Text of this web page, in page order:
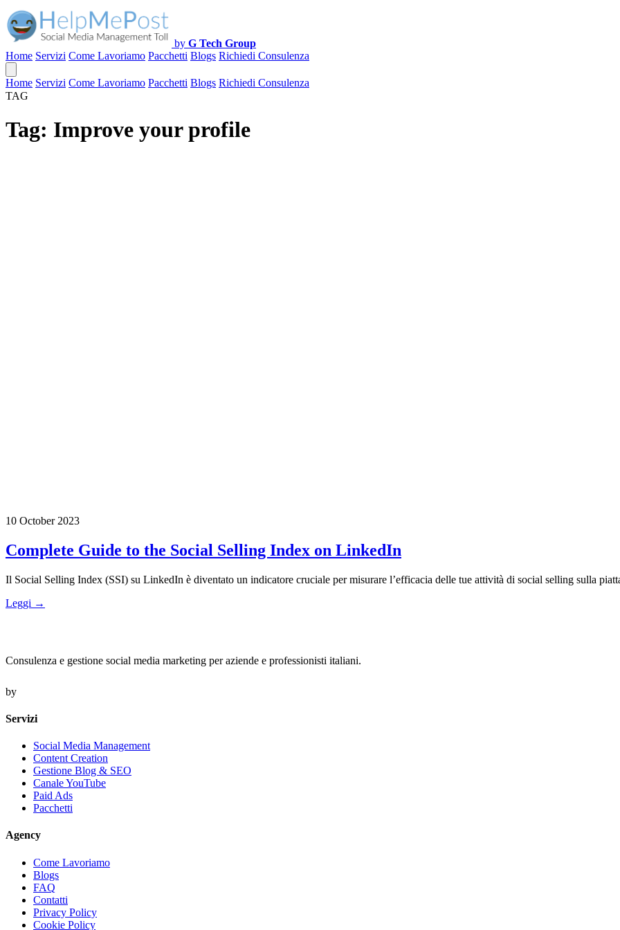
by G Tech Group
Home Servizi Come Lavoriamo Pacchetti Blogs Richiedi Consulenza
Home Servizi Come Lavoriamo Pacchetti Blogs Richiedi Consulenza
TAG
Tag: Improve your profile
10 October 2023
Complete Guide to the Social Selling Index on LinkedIn
Il Social Selling Index (SSI) su LinkedIn è diventato un indicatore cruciale per misurare l’efficacia delle tue attività di social selling sulla
Leggi →
Consulenza e gestione social media marketing per aziende e professionisti italiani.
by
Servizi
Social Media Management
Content Creation
Gestione Blog & SEO
Canale YouTube
Paid Ads
Pacchetti
Agency
Come Lavoriamo
Blogs
FAQ
Contatti
Privacy Policy
Cookie Policy